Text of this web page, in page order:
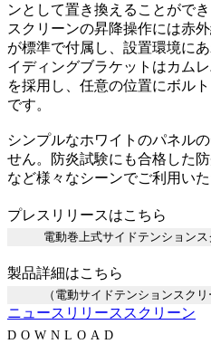
ンとして置き換えることができ
スクリーンの昇降操作には赤
が標準で付属し、設置環境に
イディングブラケットはカム
を採用し、任意の位置にボル
です。
シンプルなホワイトのパネル
せん。防炎試験にも合格した
など様々なシーンでご利用いた
プレスリリースはこちら
電動巻上式サイドテンション
製品詳細はこちら
（電動サイドテンションスク
ニュースリリース スクリーン
DOWNLOAD